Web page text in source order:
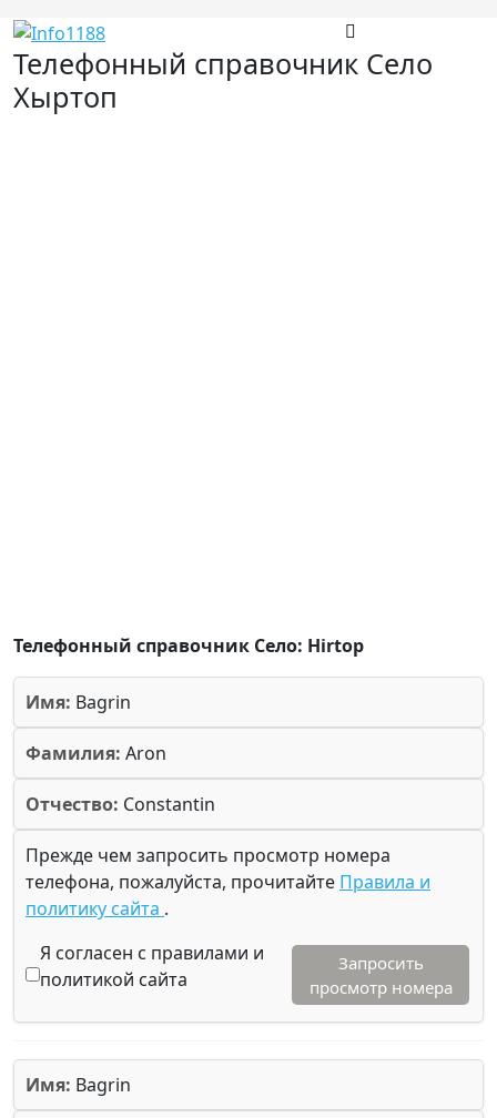
Телефонный справочник Село
Хыртоп
Телефонный справочник Село: Hirtop
Имя: Bagrin
Фамилия: Aron
Отчество: Constantin
Прежде чем запросить просмотр номера
телефона, пожалуйста, прочитайте Правила и
политику сайта .
Я согласен с правилами и
политикой сайта
Запросить
просмотр номера
Имя: Bagrin